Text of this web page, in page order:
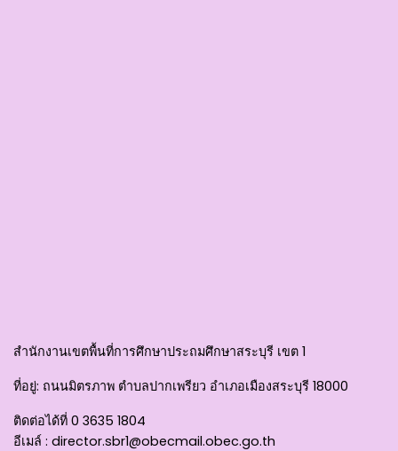
สำนักงานเขตพื้นที่การศึกษาประถมศึกษาสระบุรี เขต 1
ที่อยู่: ถนนมิตรภาพ ตำบลปากเพรียว อำเภอเมืองสระบุรี 18000
ติดต่อได้ที่ 0 3635 1804
อีเมล์ : director.sbr1@obecmail.obec.go.th